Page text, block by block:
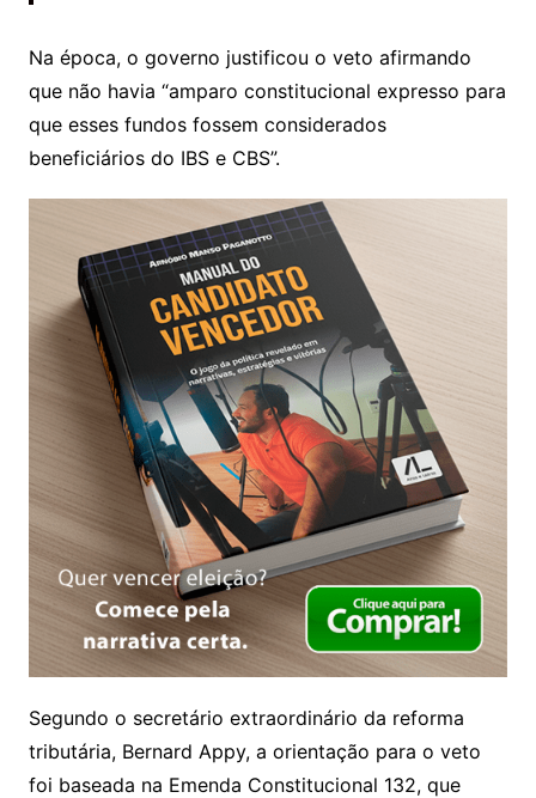
Na época, o governo justificou o veto afirmando
que não havia “amparo constitucional expresso para
que esses fundos fossem considerados
beneficiários do IBS e CBS”.
Segundo o secretário extraordinário da reforma
tributária, Bernard Appy, a orientação para o veto
foi baseada na Emenda Constitucional 132, que